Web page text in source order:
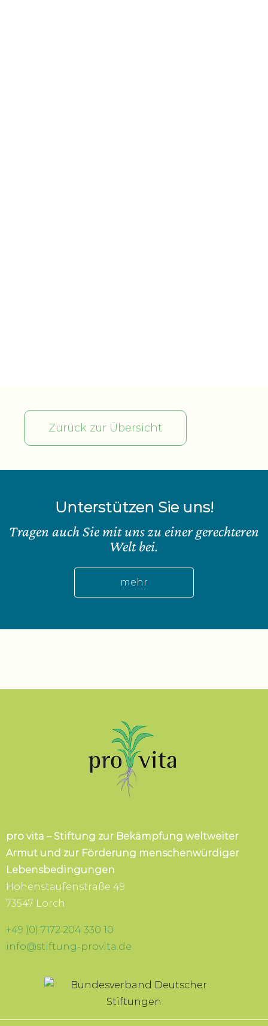
Zurück zur Übersicht
Unterstützen Sie uns!
Tragen auch Sie mit uns zu einer gerechteren
Welt bei.
mehr
pro vita – Stiftung zur Bekämpfung weltweiter
Armut und zur Förderung menschenwürdiger
Lebensbedingungen
Hohenstaufenstraße 49
73547 Lorch
+49 (0) 7172 204 330 10
info@stiftung-provita.de